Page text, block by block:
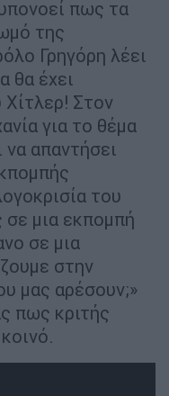
πως τα
της
Γρηγόρη λέει
θα έχει
Στον
για το θέμα
να απαντήσει
του
σε μια εκπομπή
σε μια
στην
μας αρέσουν;»
πως κριτής